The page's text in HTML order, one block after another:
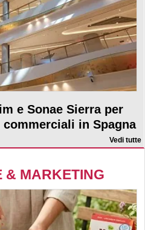
e Sonae Sierra per
in Spagna
Vedi tutte
& MARKETING